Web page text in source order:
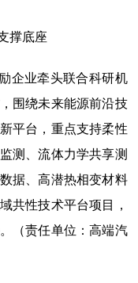
撑底座
企业牵头联合科研机
围绕未来能源前沿技
平台，重点支持柔性
测、流体力学共享测
据、高潜热相变材料
共性技术平台项目，
（责任单位：高端汽